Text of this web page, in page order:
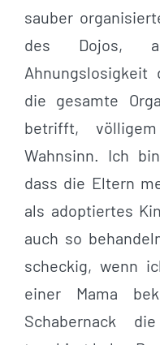
sauber
des Dojos,
Ahnungslosigkeit
die gesamte
betrifft, völligem
Wahnsinn. Ich
dass die Eltern
als adoptiertes
auch so
scheckig, wenn
einer Mama
Schabernack